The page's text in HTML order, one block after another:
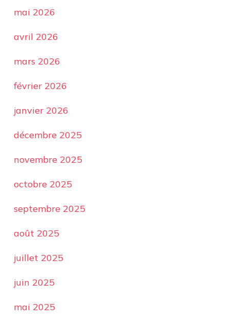
mai 2026
avril 2026
mars 2026
février 2026
janvier 2026
décembre 2025
novembre 2025
octobre 2025
septembre 2025
août 2025
juillet 2025
juin 2025
mai 2025